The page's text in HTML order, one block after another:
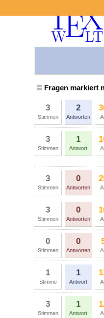
Fragen markiert
3
Stimmen
2
Antworten
3
Stimmen
1
Antwort
3
Stimmen
0
Antworten
3
Stimmen
0
Antworten
0
Stimmen
0
Antworten
1
Stimme
1
Antwort
3
Stimmen
1
Antwort